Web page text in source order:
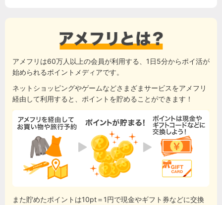
アメフリは60万人以上の会員が利用する、1日5分からポイ活が
始められるポイントメディアです。
ネットショッピングやゲームなどさまざまサービスをアメフリ
経由して利用すると、ポイントを貯めることができます！
また貯めたポイントは10pt＝1円で現金やギフト券などに交換